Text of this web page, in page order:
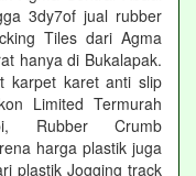
3dy7of jual rubber
Tiles dari Agma
hanya di Bukalapak.
karpet karet anti slip
Limited Termurah
Rubber Crumb
harga plastik juga
plastik Jogging track